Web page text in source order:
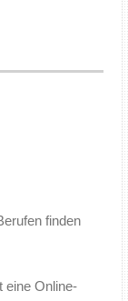
finden
eine Online-